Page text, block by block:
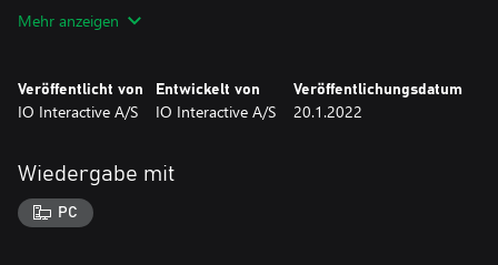
HITMAN Welt der Attentate führt das Beste aus HITMAN,
Ziele“-Arcades und gefeatureten Live-Content.
Mehr anzeigen
Veröffentlicht von
IO Interactive A/S
Entwickelt von
IO Interactive A/S
Veröffentlichungsdatum
20.1.2022
Wiedergabe mit
PC